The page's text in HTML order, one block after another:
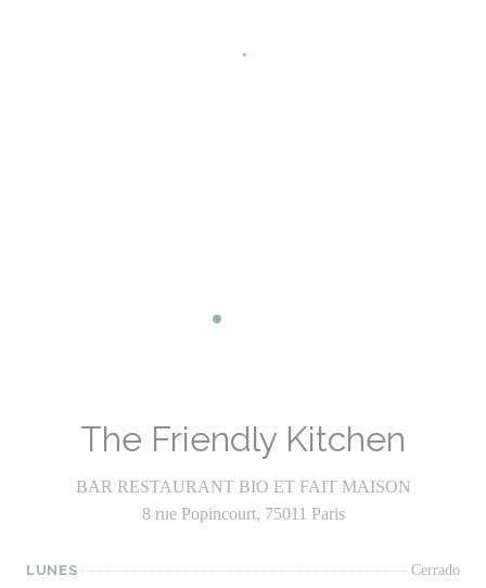
Facebook ((abre en una nueva
The Friendly Kitchen
BAR RESTAURANT BIO ET FAIT MAISON
8 rue Popincourt, 75011 Paris
LUNES Cerrado